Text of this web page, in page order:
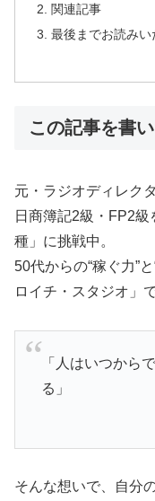
関連記事
最後までお読みい
この記事を書
元・ラジオディレク
日商簿記2級・FP2
種」に挑戦中。
50代からの“稼ぐ力”
ロイチ・スタジオ」
「人はいつから
る」
そんな想いで、自分